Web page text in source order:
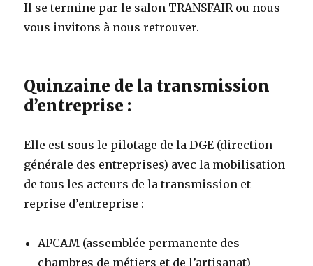
Il se termine par le salon TRANSFAIR ou nous
vous invitons à nous retrouver.
Quinzaine de la transmission
d’entreprise :
Elle est sous le pilotage de la DGE (direction
générale des entreprises) avec la mobilisation
de tous les acteurs de la transmission et
reprise d’entreprise :
APCAM (assemblée permanente des
chambres de métiers et de l’artisanat)